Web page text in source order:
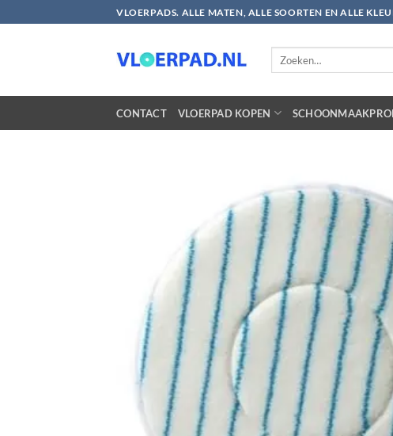
naar
VLOERPADS. ALLE MATEN, ALLE SOORTEN EN ALLE
CONTACT VLOERPAD KOPEN